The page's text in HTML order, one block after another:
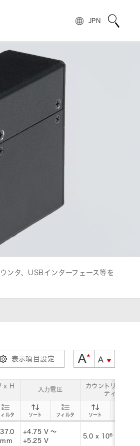
JPN
ビス
のよくあるご質問
する注意事項とお願い
注意
セージ
ツ
ニクスの歩み
資家情報
アカウント一覧
ンタ、USBインターフェース等を
表示項目設定
+4.75 V ～
+5.25 V
5.0 x 106
x H
入力電圧
カウントリニアリ
ティ
ィルタ ソート フィルタ ソート